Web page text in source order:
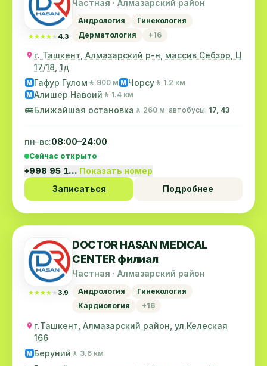
★★★★★
★★★★★ 4.3
Частная · Алмазарский район
Андрология
Гинекология
Дерматология
+16
г. Ташкент, Алмазарский р-н, массив Себзор, Ц
17/18, 1д
M Гафур Гулом 🚶 900 м M Чорсу 🚶 1.2 км
M Алишер Навоий 🚶 1.4 км
🚌Ближайшая остановка 🚶 260 м· автобусы: 17, 43
пн–вс:08:00–24:00
Сейчас открыто
+998 95 1… Показать номер
Записаться
Подробнее
★★★★★
★★★★★3.9
DOCTOR HASAN MEDICAL
CENTER филиал
Частная · Алмазарский район
Андрология
Гинекология
Кардиология
+16
г.Ташкент, Алмазарский район, ул.Келеская
166
M Беруний 🚶 3.6 км